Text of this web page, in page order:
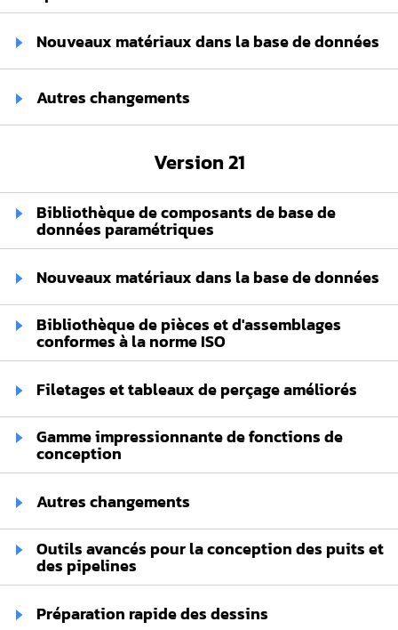
Nouveaux matériaux dans la base de données
Autres changements
Version 21
Bibliothèque de composants de base de
données paramétriques
Nouveaux matériaux dans la base de données
Bibliothèque de pièces et d'assemblages
conformes à la norme ISO
Filetages et tableaux de perçage améliorés
Gamme impressionnante de fonctions de
conception
Autres changements
Outils avancés pour la conception des puits et
des pipelines
Préparation rapide des dessins